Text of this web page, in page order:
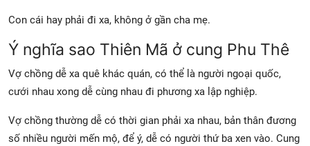
Con cái hay phải đi xa, không ở gần cha mẹ.
Ý nghĩa sao Thiên Mã ở cung Phu Thê
Vợ chồng dễ xa quê khác quán, có thể là người ngoại quốc,
cưới nhau xong dễ cùng nhau đi phương xa lập nghiệp.
Vợ chồng thường dễ có thời gian phải xa nhau, bản thân đương
số nhiều người mến mộ, để ý, dễ có người thứ ba xen vào. Cung